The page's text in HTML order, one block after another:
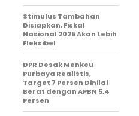
Stimulus Tambahan
Disiapkan, Fiskal
Nasional 2025 Akan Lebih
Fleksibel
DPR Desak Menkeu
Purbaya Realistis,
Target 7 Persen Dinilai
Berat dengan APBN 5,4
Persen